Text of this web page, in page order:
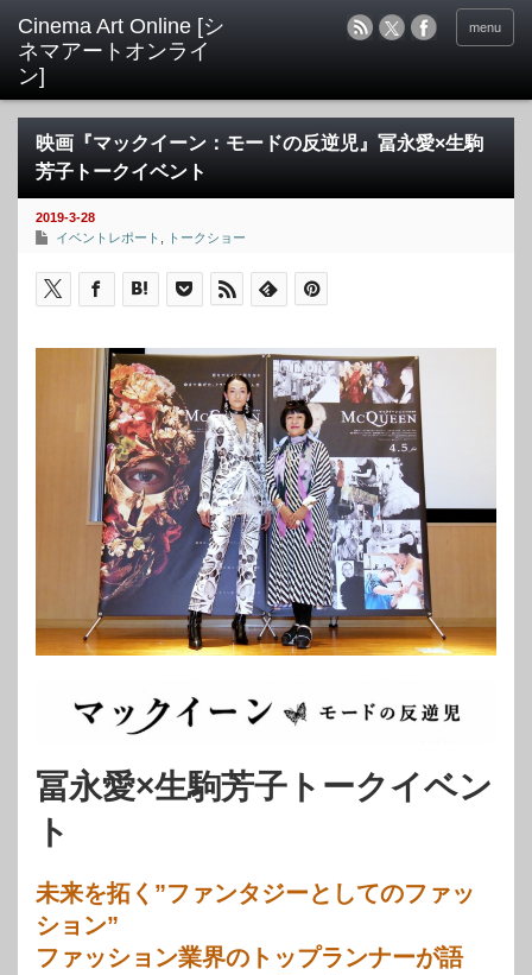
menu
映画『マックイーン：モードの反逆児』冨永愛×生駒
芳子トークイベント
2019-3-28
イベントレポート
トークショー
冨永愛×生駒芳子トークイベン
ト
未来を拓く”ファンタジーとしてのファッ
ション”
ファッション業界のトップランナーが語